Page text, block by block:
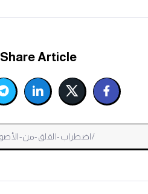
Share Article